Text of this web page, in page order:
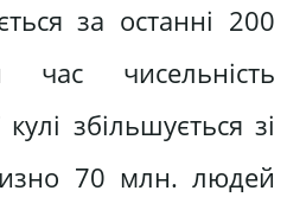
за останні 200
чисельність
збільшується зі
70 млн. людей